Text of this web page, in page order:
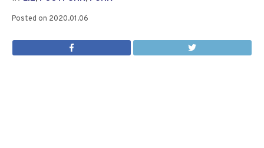
Posted on 2020.01.06